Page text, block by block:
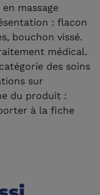
en massage
: flacon
bouchon vissé.
médical.
des soins
sur
du produit :
à la fiche